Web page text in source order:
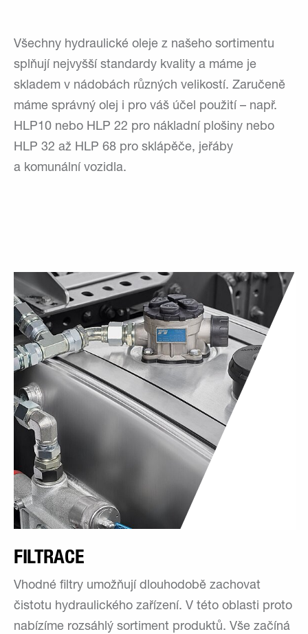
Všechny hydraulické oleje z našeho sortimentu
splňují nejvyšší standardy kvality a máme je
skladem v nádobách různých velikostí. Zaručeně
máme správný olej i pro váš účel použití – např.
HLP10 nebo HLP 22 pro nákladní plošiny nebo
HLP 32 až HLP 68 pro sklápěče, jeřáby
a komunální vozidla.
FILTRACE
Vhodné filtry umožňují dlouhodobě zachovat
čistotu hydraulického zařízení. V této oblasti proto
nabízíme rozsáhlý sortiment produktů. Vše začíná